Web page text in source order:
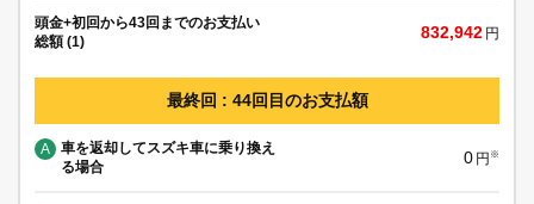
頭金+初回から43回までのお支払い
総額 (1)
832,942 円
最終回 : 44回目のお支払額
A
車を返却してスズキ車に乗り換え
る場合
0 円 ※